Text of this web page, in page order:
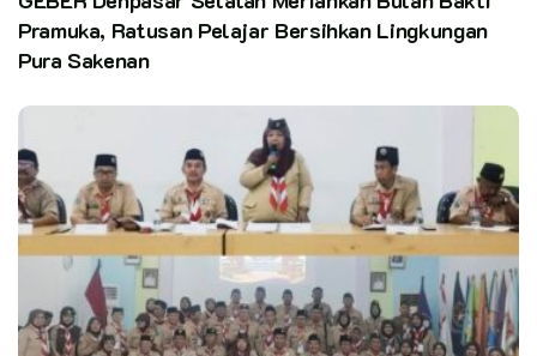
Editor: pusdatin kwarnas
Pramuka, Ratusan Pelajar Bersihkan Lingkungan
Pura Sakenan